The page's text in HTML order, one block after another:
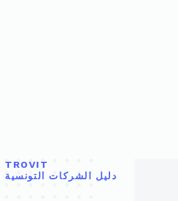
TROVIT
دليل الشركات التونسية